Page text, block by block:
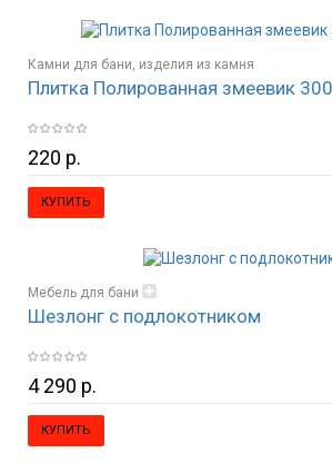
Камни для бани, изделия из камня
Плитка Полированная змеевик
220 р.
КУПИТЬ
Мебель для бани
Стулья, кресла, табуретки
Шезлонг с подлокотником
4 290 р.
КУПИТЬ